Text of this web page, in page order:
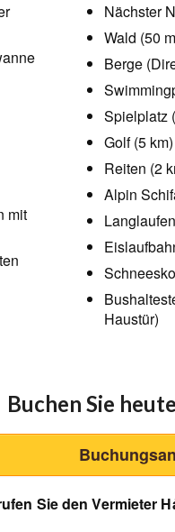
mit
Nächster
Wald (50
Berge
Spielplatz
Golf (5 km)
Reiten (2
Alpin
Haustür)
Buchen Sie
Sie den Vermieter